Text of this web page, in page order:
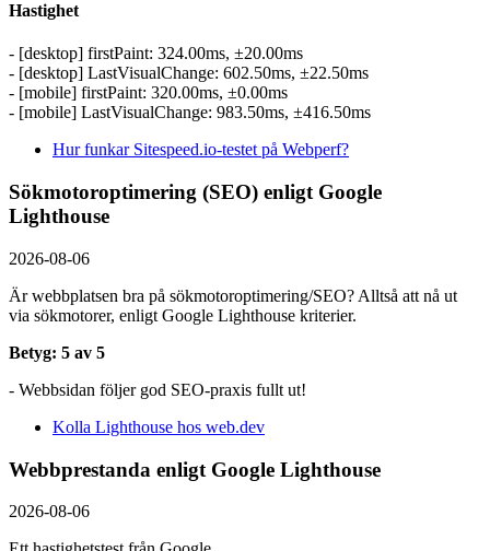
Hastighet
- [desktop] firstPaint: 324.00ms, ±20.00ms
- [desktop] LastVisualChange: 602.50ms, ±22.50ms
- [mobile] firstPaint: 320.00ms, ±0.00ms
- [mobile] LastVisualChange: 983.50ms, ±416.50ms
Hur funkar Sitespeed.io-testet på Webperf?
Sökmotoroptimering (SEO) enligt Google
Lighthouse
2026-08-06
Är webbplatsen bra på sökmotoroptimering/SEO? Alltså att nå ut
via sökmotorer, enligt Google Lighthouse kriterier.
Betyg: 5 av 5
- Webbsidan följer god SEO-praxis fullt ut!
Kolla Lighthouse hos web.dev
Webbprestanda enligt Google Lighthouse
2026-08-06